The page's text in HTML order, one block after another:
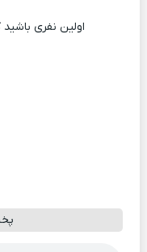
اولین نفری